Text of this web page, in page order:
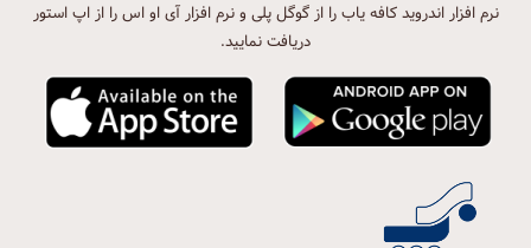
نرم افزار اندروید کافه یاب را از گوگل پلی و نرم افزار آی او اس را از اپ استور
دریافت نمایید.